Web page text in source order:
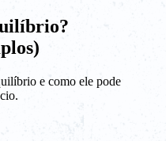
e como ele pode